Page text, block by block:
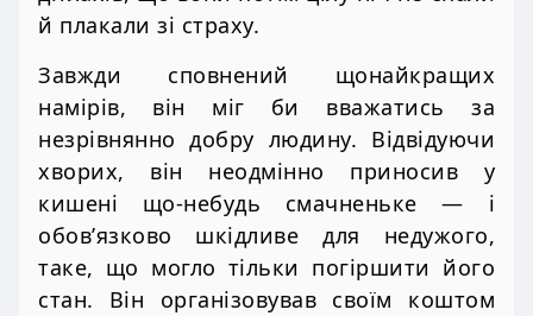
й плакали зі страху.
Завжди сповнений щонайкращих
намірів, він міг би вважатись за
незрівнянно добру людину. Відвідуючи
хворих, він неодмінно приносив у
кишені що-небудь смачненьке — і
обов’язково шкідливе для недужого,
таке, що могло тільки погіршити його
стан. Він організовував своїм коштом